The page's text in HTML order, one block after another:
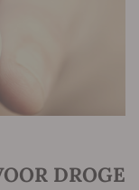
DROGE